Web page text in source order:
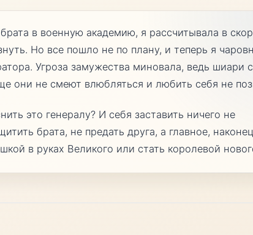
в военную академию, я рассчитывала в
Но все пошло не по плану, и теперь я
Угроза замужества миновала, ведь шиари
они не смеют влюбляться и любить себя не
это генералу? И себя заставить ничего не
брата, не предать друга, а главное, наконец
в руках Великого или стать королевой